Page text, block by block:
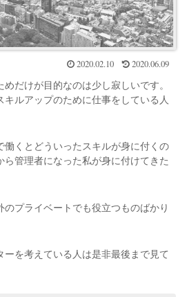
2020.02.10 2020.06.09
だけが目的なのは少し寂しいです。
キルアップのために仕事をしている人
働くとどういったスキルが身に付くの
管理者になった私が身に付けてきた
のプライベートでも役立つものばかり
を考えている人は是非最後まで見て